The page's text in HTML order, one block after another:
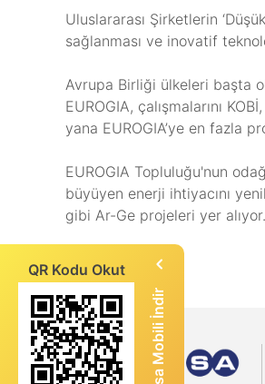
Uluslararası Şirketlerin
sağlanması ve inovatif
Avrupa Birliği ülkeleri başta
EUROGIA, çalışmalarını
yana EUROGIA’ye en fazla
EUROGIA Topluluğu'nun
büyüyen enerji ihtiyacını
gibi Ar-Ge projeleri yer alıyor.
QR Kodu Okut
Enerjisa Mobili İndir